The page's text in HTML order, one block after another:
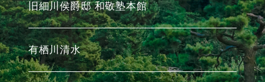
旧細川侯爵邸 和敬塾本館
有栖川清水